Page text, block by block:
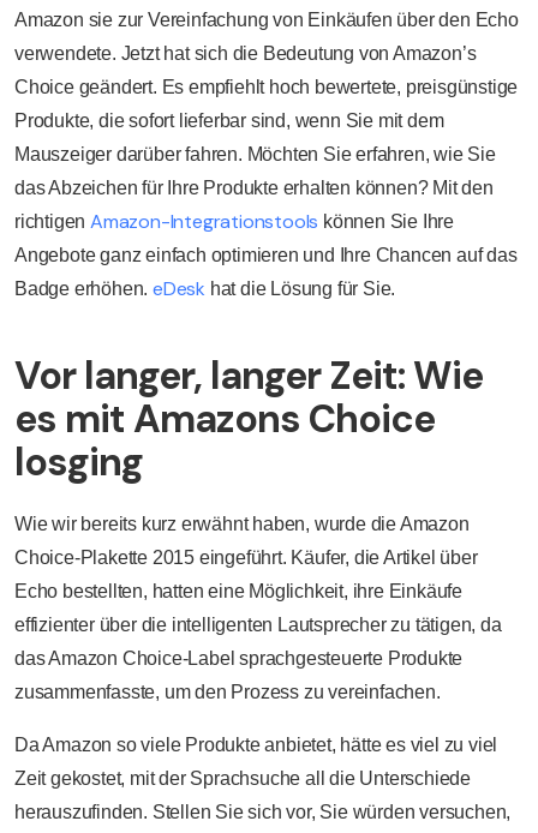
Amazon sie zur Vereinfachung von Einkäufen über den Echo
verwendete. Jetzt hat sich die Bedeutung von Amazon’s
Choice geändert. Es empfiehlt hoch bewertete, preisgünstige
Produkte, die sofort lieferbar sind, wenn Sie mit dem
Mauszeiger darüber fahren. Möchten Sie erfahren, wie Sie
das Abzeichen für Ihre Produkte erhalten können? Mit den
richtigen Amazon-Integrationstools können Sie Ihre
Angebote ganz einfach optimieren und Ihre Chancen auf das
Badge erhöhen.eDesk hat die Lösung für Sie.
Vor langer, langer Zeit: Wie
es mit Amazons Choice
losging
Wie wir bereits kurz erwähnt haben, wurde die Amazon
Choice-Plakette 2015 eingeführt. Käufer, die Artikel über
Echo bestellten, hatten eine Möglichkeit, ihre Einkäufe
effizienter über die intelligenten Lautsprecher zu tätigen, da
das Amazon Choice-Label sprachgesteuerte Produkte
zusammenfasste, um den Prozess zu vereinfachen.
Da Amazon so viele Produkte anbietet, hätte es viel zu viel
Zeit gekostet, mit der Sprachsuche all die Unterschiede
herauszufinden. Stellen Sie sich vor, Sie würden versuchen,